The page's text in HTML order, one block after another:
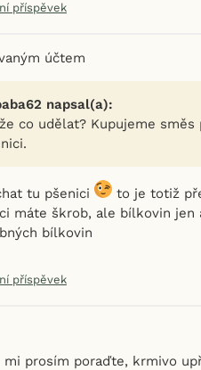
příspěvek
účtem
napsal(a):
co udělat? Kupujeme směs
tu pšenici
to je totiž
máte škrob, ale bílkovin
bílkovin
příspěvek
mi prosím poraďte, krmivo